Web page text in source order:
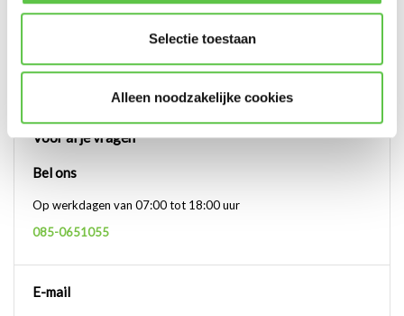
Selectie toestaan
Alleen noodzakelijke cookies
een bepaald artikel en kunnen dus niet gebruikt worden voor de
laagste prijsgarantie.
De laagste prijsgarantie geldt niet als daardoor de inkoopprijs
Voor al je vragen
Bel ons
Op werkdagen van 07:00 tot 18:00 uur
085-0651055
E-mail